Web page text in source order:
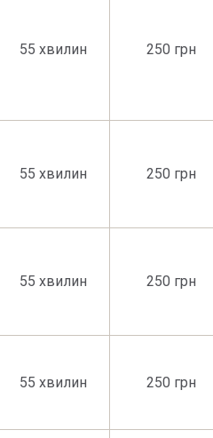
55 хвилин 250 грн
55 хвилин 250 грн
55 хвилин 250 грн
55 хвилин 250 грн